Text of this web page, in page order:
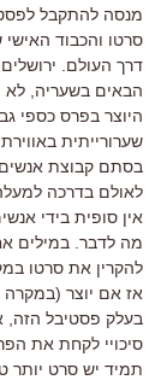
מנסה להתקבל
סרטו והכבוד האישי
דרך העולם.
הבאים בשעריה, לא
היוצר בפרס כספי
שערורייתית
בסתם קבוצת אנשים
לאולם בדרכה
אין סופית בידי
מה לדבר. במילים
להקרין את סרטו
אז אם יוצר (במקרה
בעלק פסטיבל הזה,
סיכויי לקחת את
תמיד יש סרט יותר